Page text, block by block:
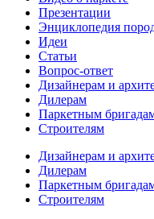
Презентации
Энциклопедия
Идеи
Статьи
Вопрос-ответ
Дизайнерам и
Дилерам
Паркетным
Строителям
Дизайнерам и
Дилерам
Паркетным
Строителям